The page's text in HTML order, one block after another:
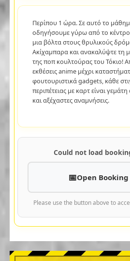
Περίπου 1 ώρα. Σε αυτό το
οδηγήσουμε γύρω από το
μια βόλτα στους θρυλικούς
Ακίχαμπαρα και ανακαλύψτε τη
της ποπ κουλτούρας του Τόκιο!
εκθέσεις anime μέχρι
φουτουριστικά gadgets, κάθε
περιπέτειας με καρτ είναι
και αξέχαστες αναμνήσεις.
Could not load
Open Booking
Please use the button above to